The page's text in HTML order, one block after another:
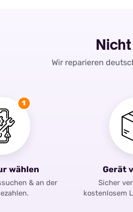
Wir reparieren
1
wählen
& an der
Gerät
Sicher
kostenlosem